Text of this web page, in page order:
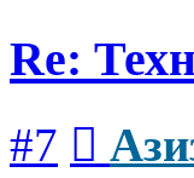
Re:
#7